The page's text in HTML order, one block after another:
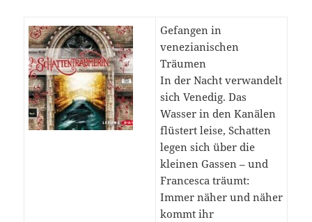
Gefangen in
venezianischen
Träumen
In der Nacht verwandelt
sich Venedig. Das
Wasser in den Kanälen
flüstert leise, Schatten
legen sich über die
kleinen Gassen – und
Francesca träumt:
Immer näher und näher
kommt ihr